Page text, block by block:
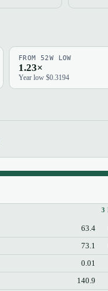
FROM 52W LOW
1.23×
Year low $0.3194
3
63.4
73.1
0.01
140.9